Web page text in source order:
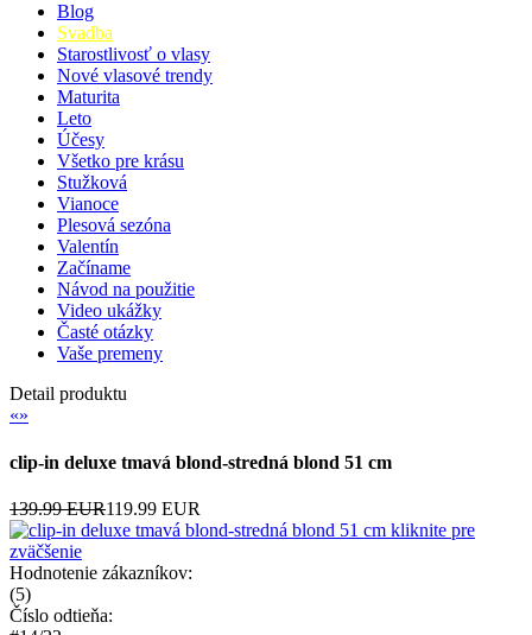
Blog
Svadba
Starostlivosť o vlasy
Nové vlasové trendy
Maturita
Leto
Účesy
Všetko pre krásu
Stužková
Vianoce
Plesová sezóna
Valentín
Začíname
Návod na použitie
Video ukážky
Časté otázky
Vaše premeny
Detail produktu
«»
clip-in deluxe tmavá blond-stredná blond 51 cm
139.99 EUR119.99 EUR
kliknite pre
zväčšenie
Hodnotenie zákazníkov:
(5)
Číslo odtieňa: